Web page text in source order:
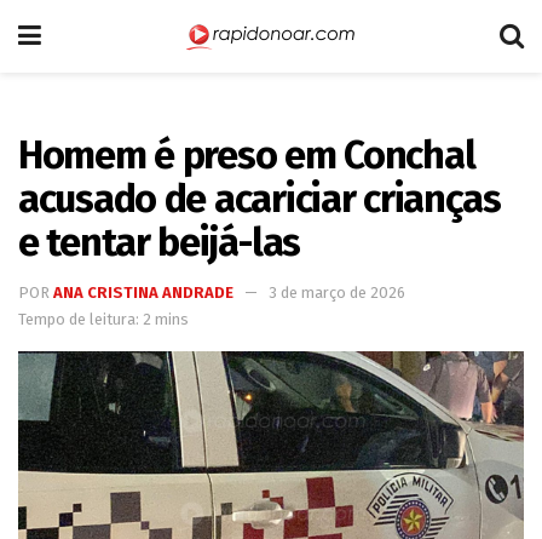
Homem é preso em Conchal
acusado de acariciar crianças
e tentar beijá-las
POR ANA CRISTINA ANDRADE
3 de março de 2026
Tempo de leitura: 2 mins